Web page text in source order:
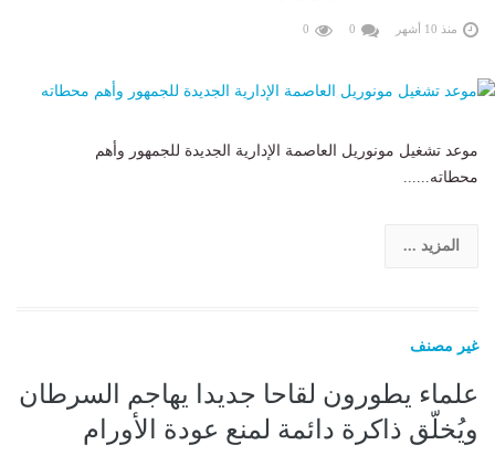
منذ 10 أشهر 0
0
موعد تشغيل مونوريل العاصمة الإدارية الجديدة للجمهور وأهم
محطاته......
المزيد ...
غير مصنف
علماء يطورون لقاحا جديدا يهاجم السرطان
ويُخلّق ذاكرة دائمة لمنع عودة الأورام